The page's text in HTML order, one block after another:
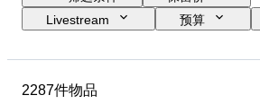
Livestream
预算
状态
2287件物品